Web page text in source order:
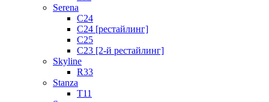
Serena
C24
C24 [рестайлинг]
C25
С23 [2-й рестайлинг]
Skyline
R33
Stanza
T11